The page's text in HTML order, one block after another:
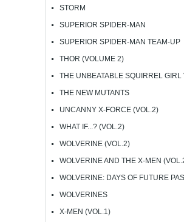
STORM
SUPERIOR SPIDER-MAN
SUPERIOR SPIDER-MAN TEAM-UP
THOR (VOLUME 2)
THE UNBEATABLE SQUIRREL
THE NEW MUTANTS
UNCANNY X-FORCE (VOL.2)
WHAT IF...? (VOL.2)
WOLVERINE (VOL.2)
WOLVERINE AND THE X-MEN
WOLVERINE: DAYS OF FUTURE
WOLVERINES
X-MEN (VOL.1)